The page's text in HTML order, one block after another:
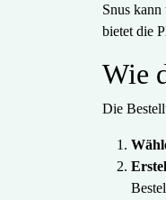
Snus
bietet die
Wie
Die